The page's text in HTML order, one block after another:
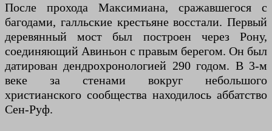
После прохода Максимиана, сражавшегося с
багодами, галльские крестьяне восстали. Первый
деревянный мост был построен через Рону,
соединяющий Авиньон с правым берегом. Он был
датирован дендрохронологией 290 годом. В 3-м
веке за стенами вокруг небольшого
христианского сообщества находилось аббатство
Сен-Руф.